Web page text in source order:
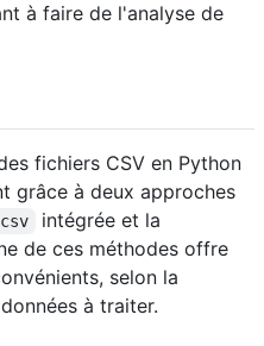
à faire de l'analyse de
fichiers CSV en Python
grâce à deux approches
csv
intégrée et la
de ces méthodes offre
selon la
à traiter.